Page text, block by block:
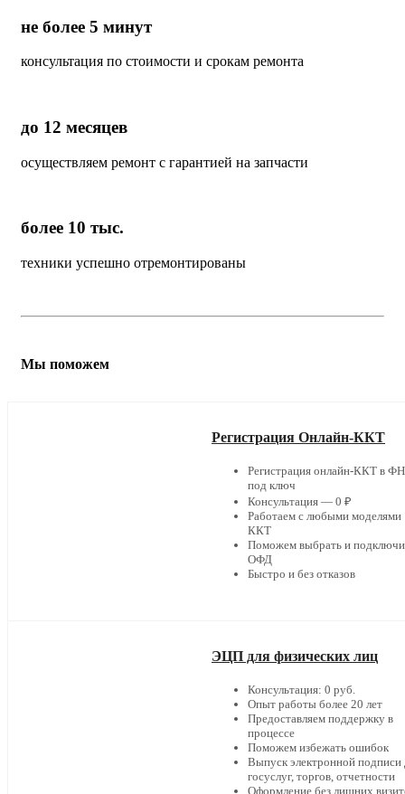
не более 5 минут
консультация по стоимости и срокам ремонта
до 12 месяцев
осуществляем ремонт с гарантией на запчасти
более 10 тыс.
техники успешно отремонтированы
Мы поможем
Регистрация Онлайн-ККТ
Регистрация онлайн-ККТ в
под ключ
Консультация — 0 ₽
Работаем с любыми моделями
ККТ
Поможем выбрать и
ОФД
Быстро и без отказов
ЭЦП для физических лиц
Консультация: 0 руб.
Опыт работы более 20 лет
Предоставляем поддержку в
процессе
Поможем избежать ошибок
Выпуск электронной подписи
госуслуг, торгов, отчетности
Оформление без лишних